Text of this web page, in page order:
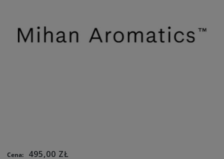
Cena: 495,00 ZŁ